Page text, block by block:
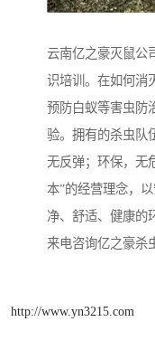
云南亿之豪灭鼠公
识培训。在如何消
预防白蚁等害虫防
验。拥有的杀虫队
无反弹；环保，无
本”的经营理念，
净、舒适、健康的
来电咨询亿之豪杀
http://www.yn3215.com